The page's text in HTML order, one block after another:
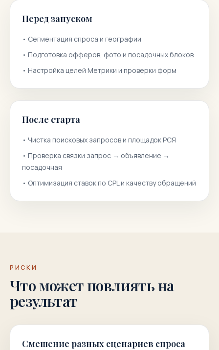
Перед запуском
• Сегментация спроса и географии
• Подготовка офферов, фото и посадочных блоков
• Настройка целей Метрики и проверки форм
После старта
• Чистка поисковых запросов и площадок РСЯ
• Проверка связки запрос → объявление →
посадочная
• Оптимизация ставок по CPL и качеству обращений
РИСКИ
Что может повлиять на
результат
Смешение разных сценариев спроса